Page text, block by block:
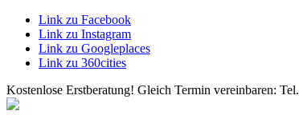
Link zu Facebook
Link zu Instagram
Link zu Googleplaces
Link zu 360cities
Kostenlose Erstberatung! Gleich Termin vereinbaren: Tel.